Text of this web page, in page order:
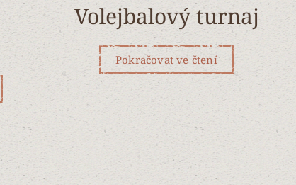
Volejbalový turnaj
Pokračovat ve čtení